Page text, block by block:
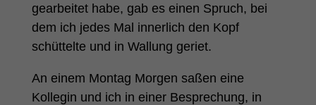
gearbeitet habe, gab es einen Spruch, bei
dem ich jedes Mal innerlich den Kopf
schüttelte und in Wallung geriet.
An einem Montag Morgen saßen eine
Kollegin und ich in einer Besprechung, in